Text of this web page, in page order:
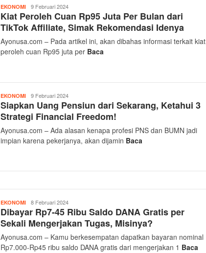
EKONOMI Yusra
Akbar
9 Februari 2024
Kiat Peroleh Cuan Rp95 Juta Per Bulan dari
TikTok Affiliate, Simak Rekomendasi Idenya
Ayonusa.com – Pada artikel ini, akan dibahas informasi terkait kiat
peroleh cuan Rp95 juta per Baca
EKONOMI Yusra
Akbar
9 Februari 2024
Siapkan Uang Pensiun dari Sekarang, Ketahui 3
Strategi Financial Freedom!
Ayonusa.com – Ada alasan kenapa profesi PNS dan BUMN jadi
impian karena pekerjanya, akan dijamin Baca
EKONOMI Yusra
Akbar
8 Februari 2024
Dibayar Rp7-45 Ribu Saldo DANA Gratis per
Sekali Mengerjakan Tugas, Misinya?
Ayonusa.com – Kamu berkesempatan dapatkan bayaran nominal
Rp7.000-Rp45 ribu saldo DANA gratis dari mengerjakan 1 Baca